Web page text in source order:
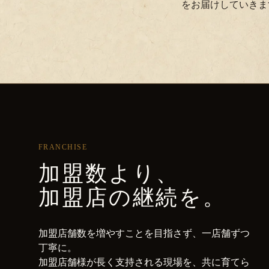
をお届けしていき
FRANCHISE
加盟数より、
加盟店の継続を。
加盟店舗数を増やすことを目指さず、一店舗ずつ
丁寧に。
加盟店舗様が長く支持される現場を、共に育てら